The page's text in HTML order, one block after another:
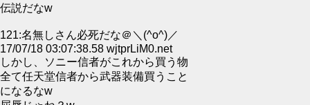
伝説だなw
121:名無しさん必死だな＠＼(^o^)／
17/07/18 03:07:38.58 wjtprLiM0.net
しかし、ソニー信者がこれから買う物
全て任天堂信者から武器装備買うこと
になるなw